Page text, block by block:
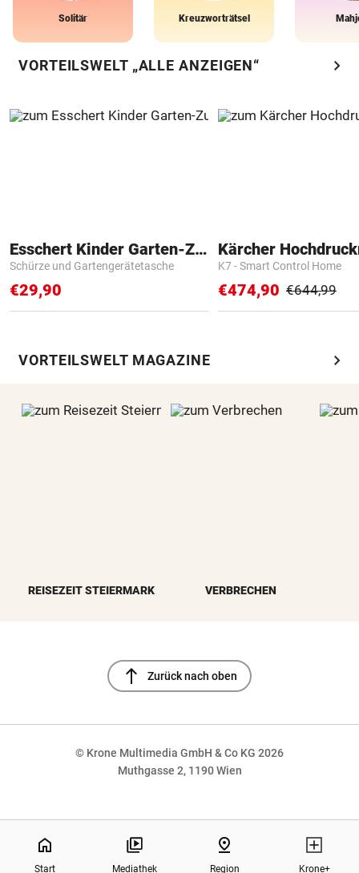
Solitär Kreuzworträtsel
VORTEILSWELT „ALLE ANZEIGEN“ chevron_right
Esschert Kinder Garten-Zubehör
Schürze und Gartengerätetasche
€29,90
Kärcher
K7 - Smart Control Home
€474,90 €644,99
VORTEILSWELT MAGAZINE chevron_right
REISEZEIT STEIERMARK VERBRECHEN
north Zurück nach oben
© Krone Multimedia GmbH & Co KG 2026
Muthgasse 2, 1190 Wien
home
Start Mediathek
pin_drop
Region Krone+
NaN%